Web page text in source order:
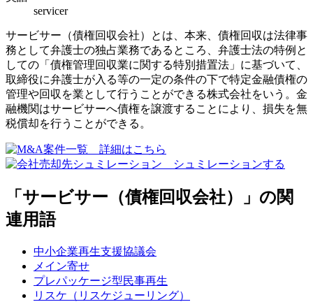
servicer
サービサー（債権回収会社）とは、本来、債権回収は法律事
務として弁護士の独占業務であるところ、弁護士法の特例と
しての「債権管理回収業に関する特別措置法」に基づいて、
取締役に弁護士が入る等の一定の条件の下で特定金融債権の
管理や回収を業として行うことができる株式会社をいう。金
融機関はサービサーへ債権を譲渡することにより、損失を無
税償却を行うことができる。
「サービサー（債権回収会社）」の関
連用語
中小企業再生支援協議会
メイン寄せ
プレパッケージ型民事再生
リスケ（リスケジューリング）